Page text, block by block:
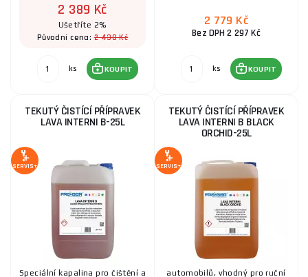
2 389 Kč
Ušetříte 2%
Původní cena:2 438 Kč
ks KOUPIT
2 779 Kč
Bez DPH 2 297 Kč
ks KOUPIT
TEKUTÝ ČISTÍCÍ PŘÍPRAVEK
LAVA INTERNI B-25L
SERVIS+
Speciální kapalina pro čištění a
TEKUTÝ ČISTÍCÍ PŘÍPRAVEK
LAVA INTERNI B BLACK
ORCHID-25L
SERVIS+
automobilů, vhodný pro ruční